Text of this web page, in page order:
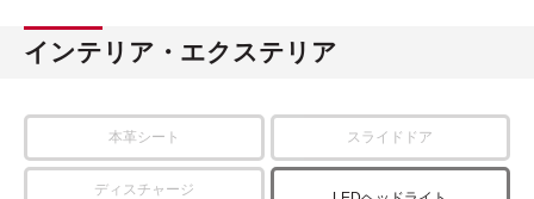
インテリア・エクステリア
本革シート スライドドア
ディスチャージ